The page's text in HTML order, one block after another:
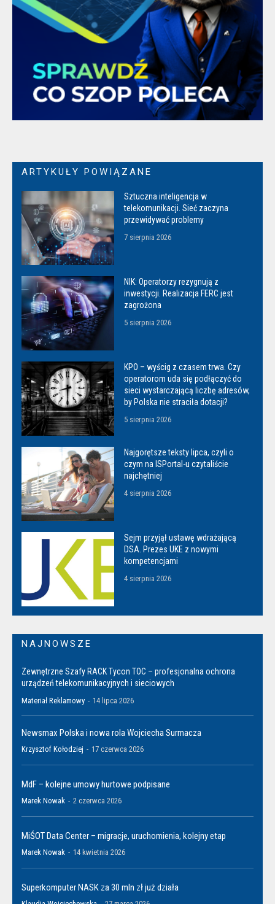
ARTYKUŁY POWIĄZANE
Sztuczna inteligencja w
telekomunikacji. Sieć zaczyna
przewidywać problemy
7 sierpnia 2026
NIK: Operatorzy rezygnują z
inwestycji. Realizacja FERC jest
zagrożona
5 sierpnia 2026
KPO – wyścig z czasem trwa. Czy
operatorom uda się podłączyć do
sieci wystarczającą liczbę adresów,
by Polska nie straciła dotacji?
5 sierpnia 2026
Najgorętsze teksty lipca, czyli o
czym na ISPortal-u czytaliście
najchętniej
4 sierpnia 2026
Sejm przyjął ustawę wdrażającą
DSA. Prezes UKE z nowymi
kompetencjami
4 sierpnia 2026
NAJNOWSZE
Zewnętrzne Szafy RACK Tycon TOC – profesjonalna ochrona
urządzeń telekomunikacyjnych i sieciowych
Materiał Reklamowy - 14 lipca 2026
Newsmax Polska i nowa rola Wojciecha Surmacza
Krzysztof Kołodziej - 17 czerwca 2026
MdF – kolejne umowy hurtowe podpisane
Marek Nowak - 2 czerwca 2026
MiŚOT Data Center – migracje, uruchomienia, kolejny etap
Marek Nowak - 14 kwietnia 2026
Superkomputer NASK za 30 mln zł już działa